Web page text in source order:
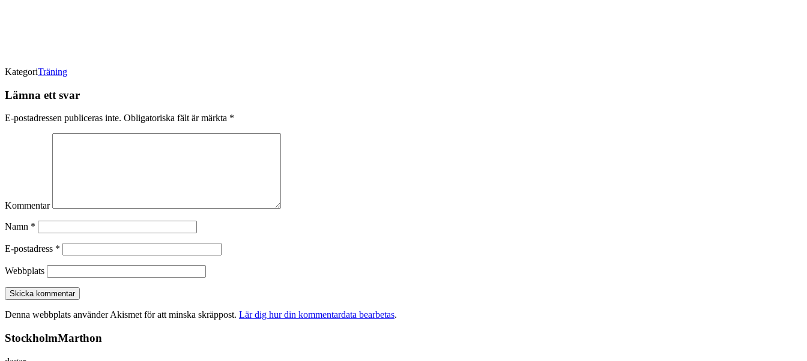
KategoriTräning
Lämna ett svar
E-postadressen publiceras inte. Obligatoriska fält är märkta *
Kommentar
Namn *
E-postadress *
Webbplats
Denna webbplats använder Akismet för att minska skräppost. Lär dig hur din kommentardata bearbetas.
StockholmMarthon